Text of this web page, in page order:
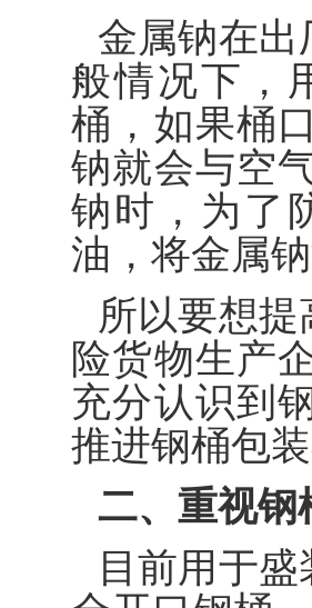
金属钠在出
般情况下，
桶，如果桶
钠就会与空
钠时，为了
油，将金属
所以要想
险货物生产
充分认识到
推进钢桶包
二、重视钢
目前用于